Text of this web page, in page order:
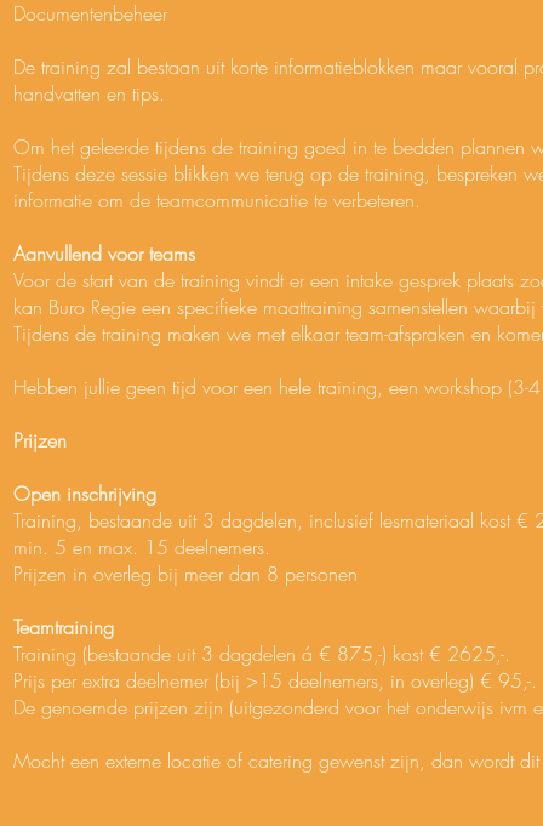
Documentenbeheer
De training zal bestaan uit korte informatieblokken maar vooral
handvatten en tips.
Om het geleerde tijdens de training goed in te bedden
Tijdens deze sessie blikken we terug op de training, bespreken
informatie om de teamcommunicatie te verbeteren.
Aanvullend voor teams
Voor de start van de training vindt er een intake gesprek plaats
kan Buro Regie een specifieke maattraining samenstellen
Tijdens de training maken we met elkaar team-afspraken en
Hebben jullie geen tijd voor een hele training, een workshop (3-
Prijzen
Open inschrijving
Training, bestaande uit 3 dagdelen, inclusief lesmateriaal kost €
min. 5 en max. 15 deelnemers.
Prijzen in overleg bij meer dan 8 personen
Teamtraining
Training (bestaande uit 3 dagdelen á € 875,-) kost € 2625,-.
Prijs per extra deelnemer (bij >15 deelnemers, in overleg) € 95,-.
De genoemde prijzen zijn (uitgezonderd voor het onderwijs ivm
Mocht een externe locatie of catering gewenst zijn, dan wordt